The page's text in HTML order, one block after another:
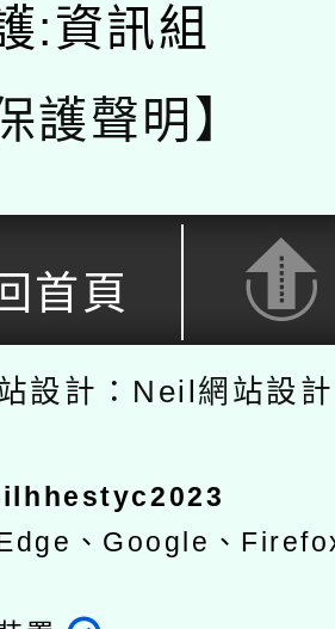
:資訊組
護聲明】
首頁
設計：Neil網站設
、Google、